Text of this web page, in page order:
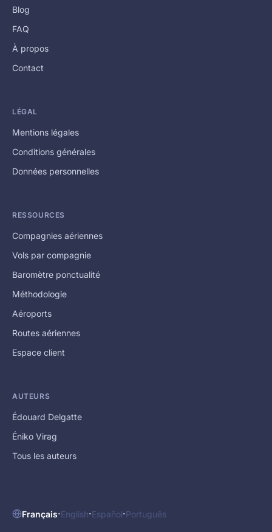
Blog
FAQ
À propos
Contact
LÉGAL
Mentions légales
Conditions générales
Données personnelles
RESSOURCES
Compagnies aériennes
Vols par compagnie
Baromètre ponctualité
Méthodologie
Aéroports
Routes aériennes
Espace client
AUTEURS
Édouard Delgatte
Éniko Virag
Tous les auteurs
Français·English·Español·Português